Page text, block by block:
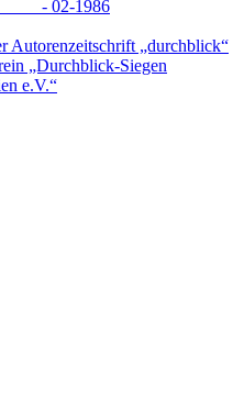
1986
„durchblick“
„Durchblick-Siegen
e.V.“